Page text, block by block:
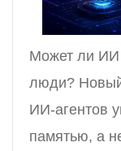
Может ли ИИ
люди?
ИИ-агентов
памятью, а